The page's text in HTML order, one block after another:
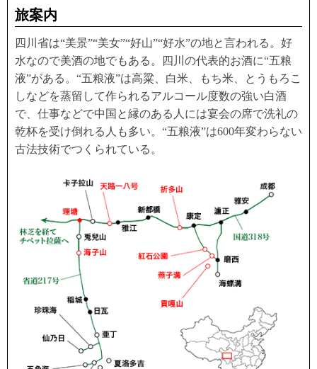
旅案内
四川省は“美景”“美女”“好山”“好水”の地と言われる。好
水なので美酒の地でもある。四川の代表的お酒に“五粮
液”がある。“五粮液”は高粱、白米、もち米、とうもろこ
しなどを蒸留して作られるアルコール度数の強い白酒
で、仕事などで中国と縁のある人には宴会の席で洗礼の
乾杯を受け倒れる人も多い。“五粮液”は600年変わらない
古法技術でつくられている。